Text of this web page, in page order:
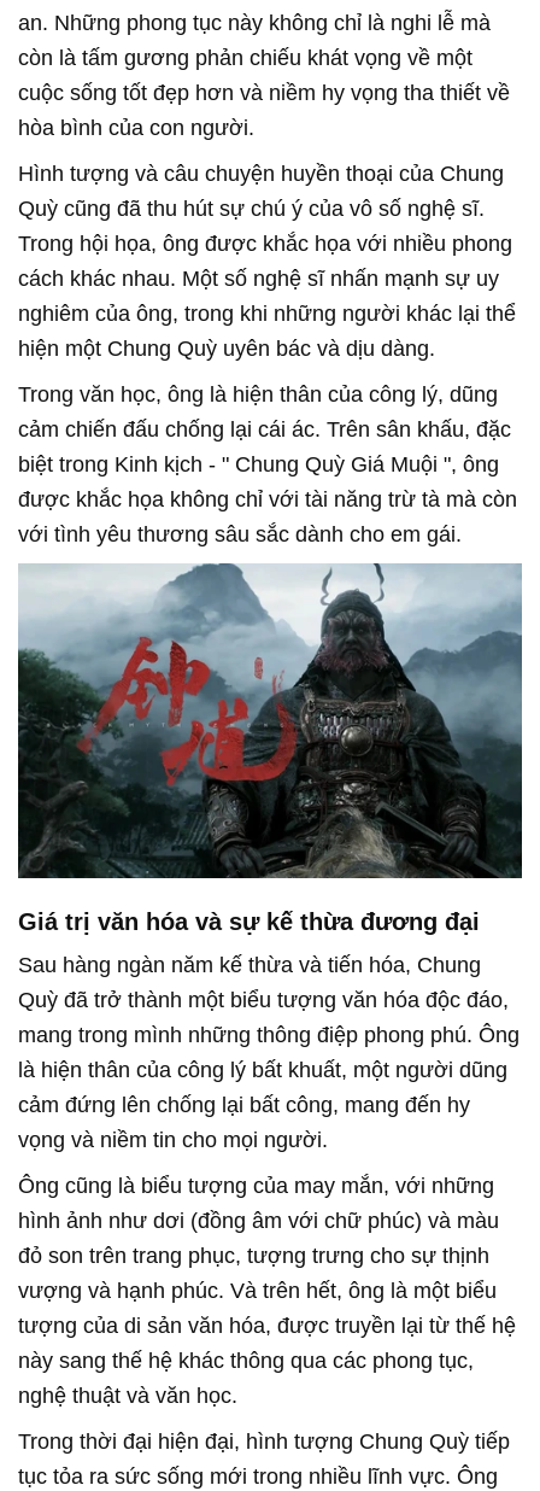
an. Những phong tục này không chỉ là nghi lễ mà
còn là tấm gương phản chiếu khát vọng về một
cuộc sống tốt đẹp hơn và niềm hy vọng tha thiết về
hòa bình của con người.
Hình tượng và câu chuyện huyền thoại của Chung
Quỳ cũng đã thu hút sự chú ý của vô số nghệ sĩ.
Trong hội họa, ông được khắc họa với nhiều phong
cách khác nhau. Một số nghệ sĩ nhấn mạnh sự uy
nghiêm của ông, trong khi những người khác lại thể
hiện một Chung Quỳ uyên bác và dịu dàng.
Trong văn học, ông là hiện thân của công lý, dũng
cảm chiến đấu chống lại cái ác. Trên sân khấu, đặc
biệt trong Kinh kịch - " Chung Quỳ Giá Muội ", ông
được khắc họa không chỉ với tài năng trừ tà mà còn
với tình yêu thương sâu sắc dành cho em gái.
Giá trị văn hóa và sự kế thừa đương đại
Sau hàng ngàn năm kế thừa và tiến hóa, Chung
Quỳ đã trở thành một biểu tượng văn hóa độc đáo,
mang trong mình những thông điệp phong phú. Ông
là hiện thân của công lý bất khuất, một người dũng
cảm đứng lên chống lại bất công, mang đến hy
vọng và niềm tin cho mọi người.
Ông cũng là biểu tượng của may mắn, với những
hình ảnh như dơi (đồng âm với chữ phúc) và màu
đỏ son trên trang phục, tượng trưng cho sự thịnh
vượng và hạnh phúc. Và trên hết, ông là một biểu
tượng của di sản văn hóa, được truyền lại từ thế hệ
này sang thế hệ khác thông qua các phong tục,
nghệ thuật và văn học.
Trong thời đại hiện đại, hình tượng Chung Quỳ tiếp
tục tỏa ra sức sống mới trong nhiều lĩnh vực. Ông